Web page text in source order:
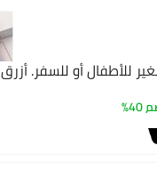
للأطفال أو للسفر. أزرق